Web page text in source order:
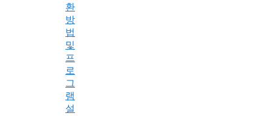
환
방
법
및
프
로
그
램
설